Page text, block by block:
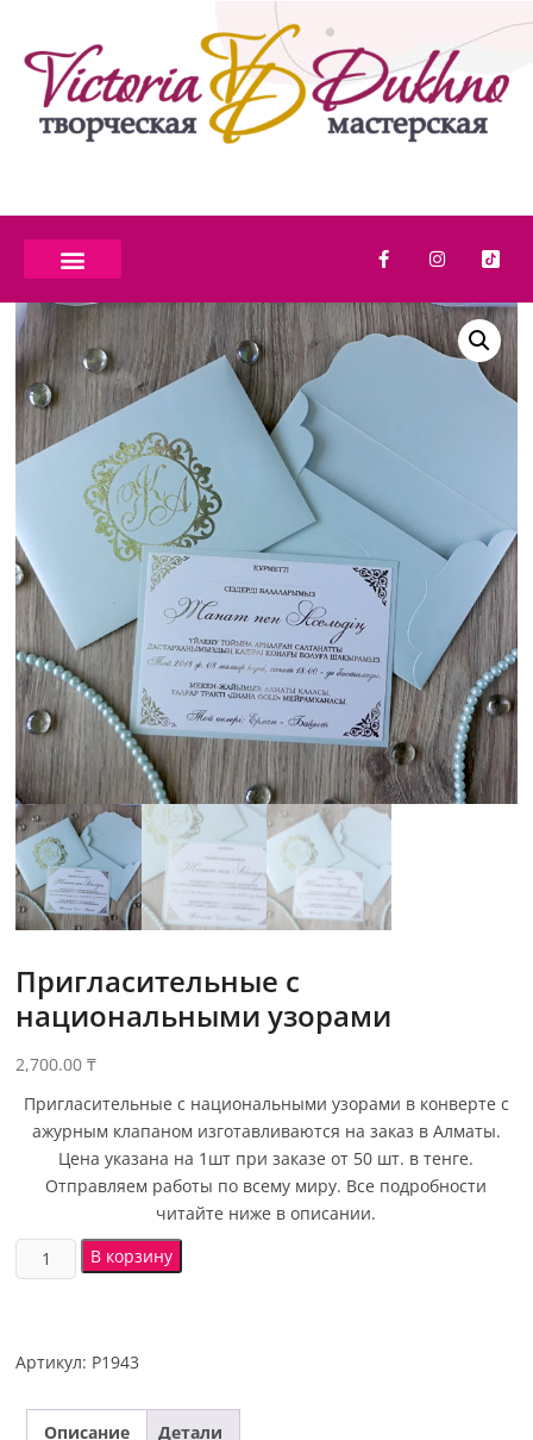
Пригласительные с
национальными узорами
2,700.00₸
Пригласительные с национальными узорами в конверте с
ажурным клапаном изготавливаются на заказ в Алматы.
Цена указана на 1шт при заказе от 50 шт. в тенге.
Отправляем работы по всему миру. Все подробности
читайте ниже в описании.
В корзину
Артикул: P1943
Описание Детали